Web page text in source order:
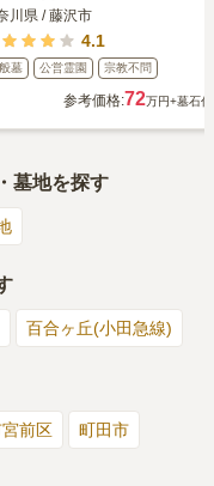
川県 /藤沢市
4.1
墓 公営霊園 宗教不問
参考価格:72万円+墓石代
墓地を探す
百合ヶ丘(小田急線)
前区 町田市